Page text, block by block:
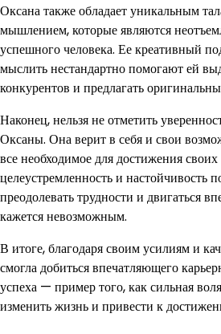
Оксана также обладает уникальным
мышлением, которые являются
успешного человека. Ее креативный
мыслить нестандартно помогают ей
конкурентов и предлагать
Наконец, нельзя не отметить
Оксаны. Она верит в себя и свои
все необходимое для достижения
целеустремленность и настойчивость
преодолевать трудности и двигаться
кажется невозможным.
В итоге, благодаря своим усилиям и
смогла добиться впечатляющего
успеха — пример того, как сильная
изменить жизнь и привести к